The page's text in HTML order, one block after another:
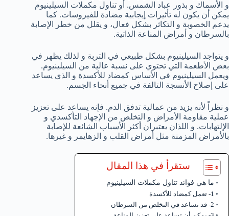
و الأسماك و بذور عباد الشمس. أو تناول مكملات السيلينيوم
يمكن أن يكون له تأثيرات إيجابية مضادة للفيروسات. كما
يدعم الخصوبة و التكاثر بشكل فعال، و يقلل من خطر الإصابة
بالسرطان و أمراض المناعة الذاتية.
و يتواجد السيلينيوم بشكل طبيعي في التربة و لذلك يظهر في
بعض الأطعمة التي تحتوي على نسبة عالية من السيلينيوم.
ويعمل السيلينيوم في الأساس كمضاد للأكسدة و الذي يساعد
على إصلاح الأنسجة التالفة في جميع أنحاء الجسم.
و نظراً لأنه يزيد من عمالية تدفق الدم. فإنه يساعد على تعزيز
عملية مقاومة الأمراض و التخلص من الإجهاد التأكسدي و
الإلتهابات. و اللذان يعتبران أكثر الأسباب الشائعة للإصابة
بالأمراض المزمنة مثل أمراض القلب و الزهايمر و غيرها.
ستقرأ في هذا المقال
ما هي فوائد تناول مكملات السيلينيوم
1- تعمل كمضاد للأكسدة
2- قد تساعد في التخلص من السرطان